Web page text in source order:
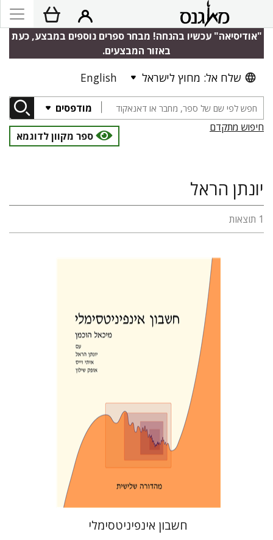
"אודיסיאה" עכשיו בהנחה! מבחר ספרים נוספים במבצע, כעת
באזור המבצעים.
שלח אל: מחוץ לישראל English
מודפסים
חיפוש מתקדם
ספר מקוון לדוגמא
יונתן הראל
1 תוצאות
הראל
הנחת אתר ספר מודפס
$43
$39
חשבון אינפיניטסימלי